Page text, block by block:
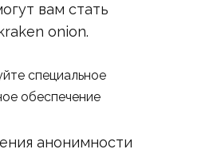
вам стать
onion.
специальное
обеспечение
анонимности